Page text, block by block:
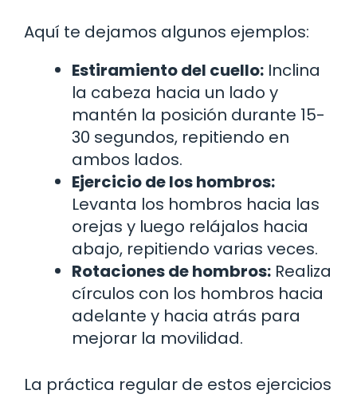
Aquí te dejamos algunos ejemplos:
Estiramiento del cuello: Inclina
la cabeza hacia un lado y
mantén la posición durante 15-
30 segundos, repitiendo en
ambos lados.
Ejercicio de los hombros:
Levanta los hombros hacia las
orejas y luego relájalos hacia
abajo, repitiendo varias veces.
Rotaciones de hombros: Realiza
círculos con los hombros hacia
adelante y hacia atrás para
mejorar la movilidad.
La práctica regular de estos ejercicios